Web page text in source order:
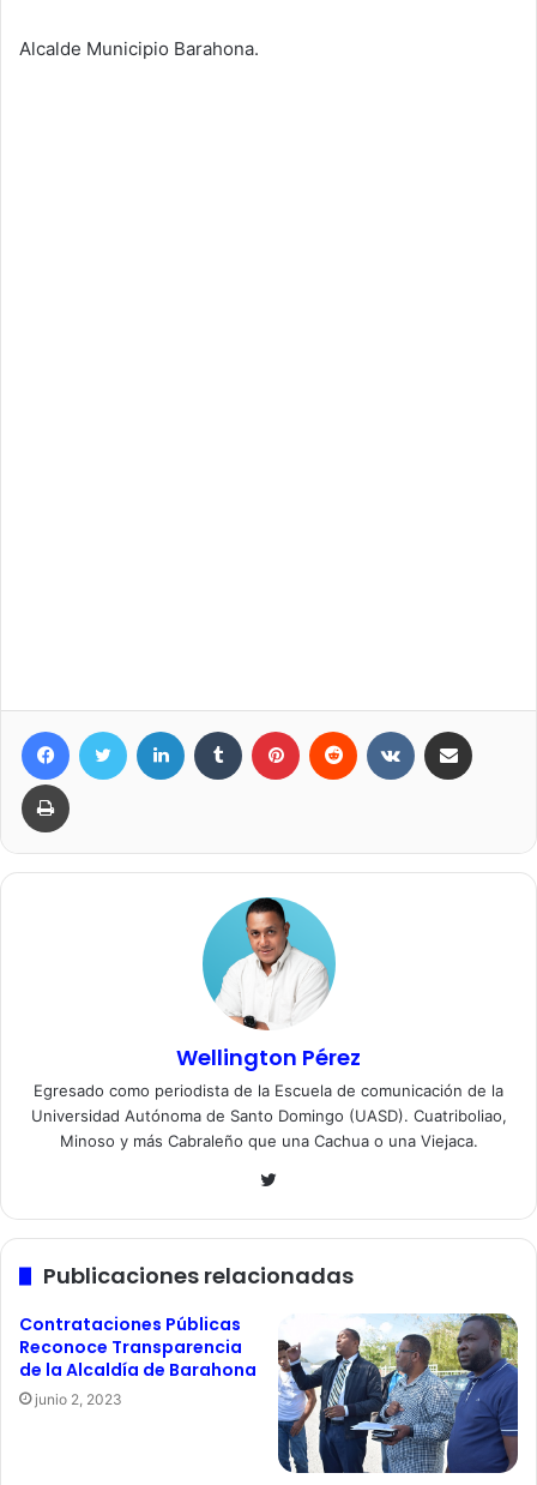
Alcalde Municipio Barahona.
FacebookTwitter LinkedIn Tumblr Pinterest Reddit VKontakte
Imprimir
Wellington Pérez
Egresado como periodista de la Escuela de comunicación de la
Universidad Autónoma de Santo Domingo (UASD). Cuatriboliao,
Minoso y más Cabraleño que una Cachua o una Viejaca.
Twitter
Publicaciones relacionadas
Contrataciones Públicas
Reconoce Transparencia
de la Alcaldía de Barahona
junio 2, 2023